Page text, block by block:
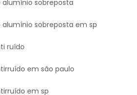
alumínio sobreposta
alumínio sobreposta em sp
ruído
em são paulo
em sp